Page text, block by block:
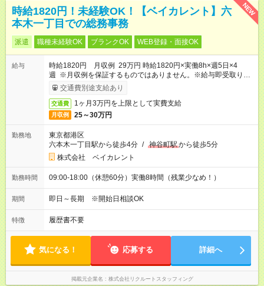
NEW
時給1820円！未経験OK！【ベイカレント】六
本木一丁目での総務事務
派遣 職種未経験OK ブランクOK WEB登録・面接OK
給与
時給1820円 月収例 29万円 時給1820円×実働8h×週5日×4
週 ※月収例を保証するものではありません。※給与即受取りサ
ービス利用可（利用条件有）
交通費別途支給あり
交通費 1ヶ月3万円を上限として実費支給
月収例 25～30万円
勤務地
東京都港区
六本木一丁目駅から徒歩4分 / 神谷町駅から徒歩5分
株式会社 ベイカレント
勤務時間 09:00-18:00（休憩60分）実働8時間（残業少なめ！）
期間 即日～長期 ※開始日相談OK
特徴 履歴書不要
気になる！ 応募する 詳細へ
掲載元企業名 株式会社リクルートスタッフィング